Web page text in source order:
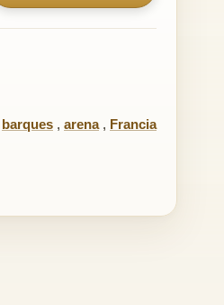
barques , arena, Francia